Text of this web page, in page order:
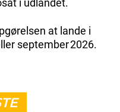
i udlandet.
at lande i
september 2026.